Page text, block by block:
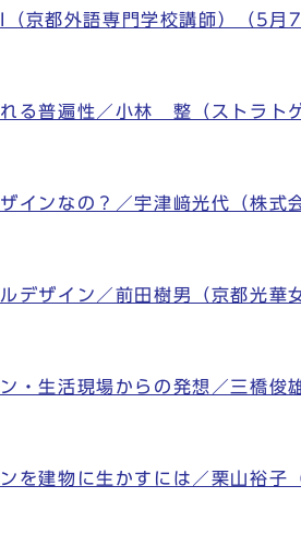
京都外語専門学校講師）（5月7
れる普遍性／小林 整（ストラト
インなの？／宇津﨑光代（株
デザイン／前田樹男（京都光華
・生活現場からの発想／三橋俊
を建物に生かすには／栗山裕